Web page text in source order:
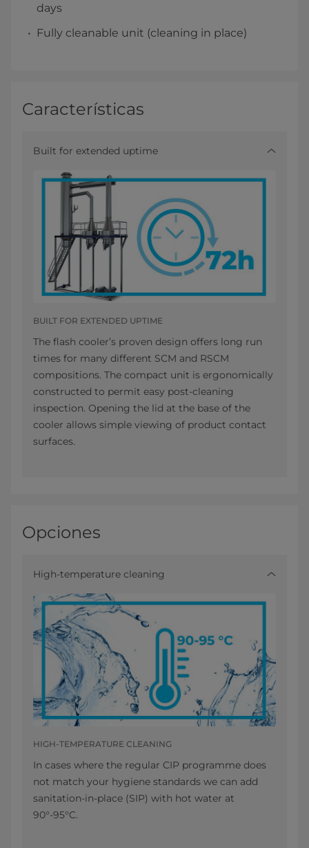
days
Fully cleanable unit (cleaning in place)
Características
Built for extended uptime
BUILT FOR EXTENDED UPTIME
The flash cooler’s proven design offers long run
times for many different SCM and RSCM
compositions. The compact unit is ergonomically
constructed to permit easy post-cleaning
inspection. Opening the lid at the base of the
cooler allows simple viewing of product contact
surfaces.
Opciones
High-temperature cleaning
HIGH-TEMPERATURE CLEANING
In cases where the regular CIP programme does
not match your hygiene standards we can add
sanitation-in-place (SIP) with hot water at
90°-95°C.